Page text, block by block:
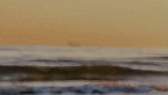
WISSENSWERTES
EVENTS IM HOTEL